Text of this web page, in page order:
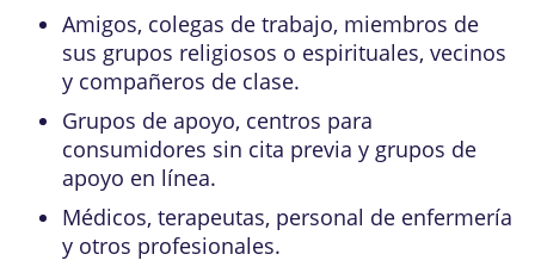
Amigos, colegas de trabajo, miembros de
sus grupos religiosos o espirituales, vecinos
y compañeros de clase.
Grupos de apoyo, centros para
consumidores sin cita previa y grupos de
apoyo en línea.
Médicos, terapeutas, personal de enfermería
y otros profesionales.